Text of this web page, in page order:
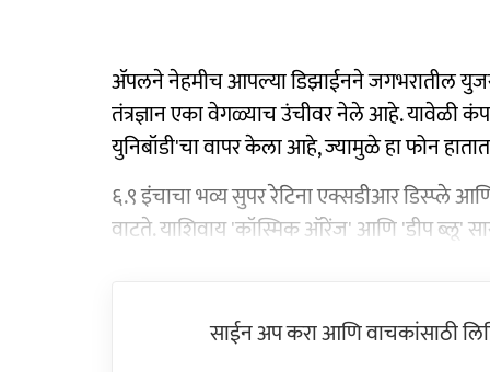
ॲपलने नेहमीच आपल्या डिझाईनने जगभरातील
तंत्रज्ञान एका वेगळ्याच उंचीवर नेले आहे. यावेळी
युनिबॉडी'चा वापर केला आहे, ज्यामुळे हा फोन
६.९ इंचाचा भव्य सुपर रेटिना एक्सडीआर डिस्प्ले
वाटते. याशिवाय 'कॉस्मिक ऑरेंज' आणि 'डीप ब्लू'
साईन अप करा आणि वाचकांसाठी